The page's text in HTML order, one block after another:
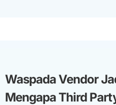
Waspada Vendor
Mengapa Third